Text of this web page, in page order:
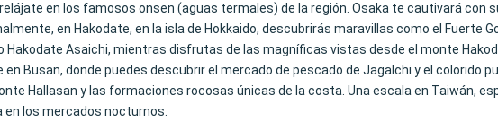
en los famosos onsen (aguas termales) de la región. Osaka te cautivará con
en Hakodate, en la isla de Hokkaido, descubrirás maravillas como el Fuerte
Asaichi, mientras disfrutas de las magníficas vistas desde el monte
Busan, donde puedes descubrir el mercado de pescado de Jagalchi y el colorido
Hallasan y las formaciones rocosas únicas de la costa. Una escala en Taiwán,
los mercados nocturnos.